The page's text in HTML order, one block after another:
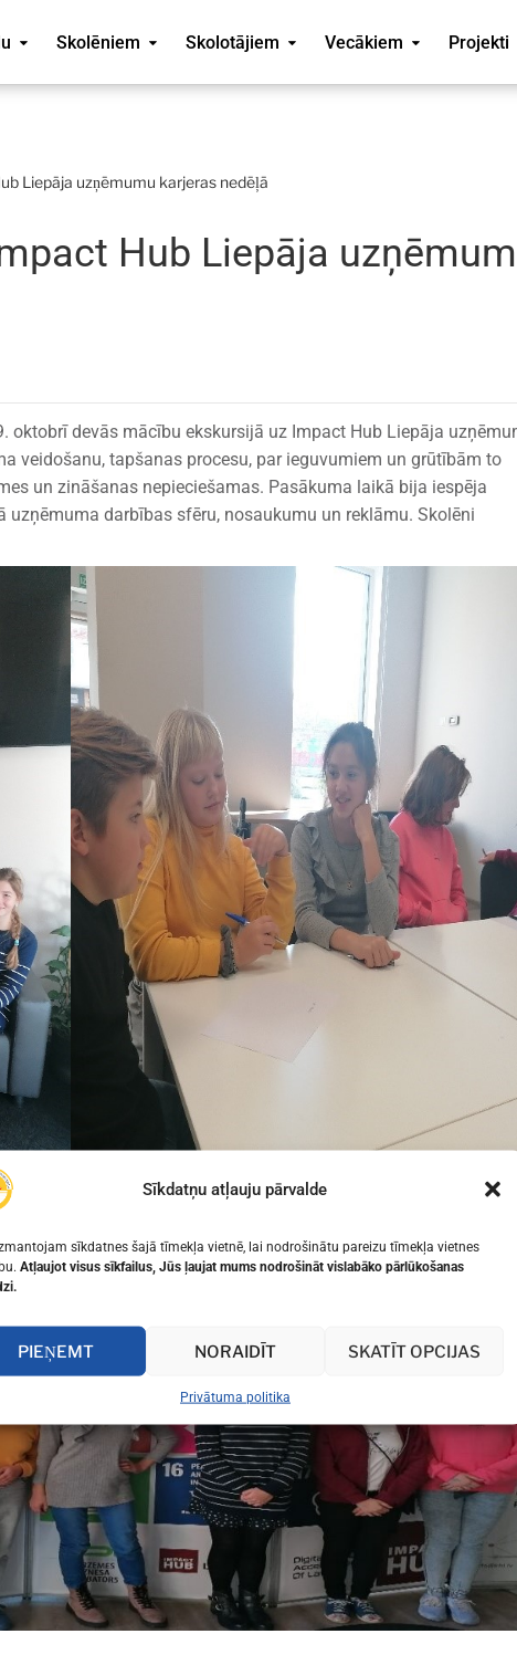
Sīkdatņu atļauju pārvalde
sīkdatnes šajā tīmekļa vietnē, lai nodrošinātu pareizu tīmekļa vietnes
Atļaujot visus sīkfailus, Jūs ļaujat mums nodrošināt vislabāko pārlūkošanas
PIEŅEMT NORAIDĪT SKATĪT OPCIJAS
Privātuma politika
Skolēniem Skolotājiem Vecākiem Projekti
Liepāja uzņēmumu karjeras nedēļā
Hub Liepāja
oktobrī devās mācību ekskursijā uz Impact Hub Liepāja
veidošanu, tapšanas procesu, par ieguvumiem un grūtībām to
un zināšanas nepieciešamas. Pasākuma laikā bija iespēja
darbības sfēru, nosaukumu un reklāmu. Skolēni